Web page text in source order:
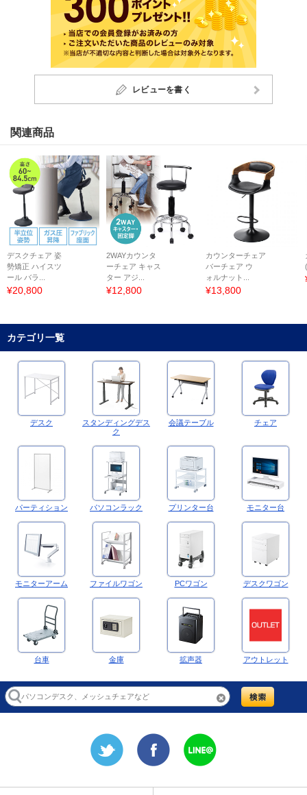
レビューを書く
関連商品
デスクチェア 姿
勢矯正 ハイスツ
ール バラ...
¥20,800
2WAYカウンタ
ーチェア キャス
ター アジ...
¥12,800
カウンターチェア
バーチェア ウ
ォルナット...
¥13,800
カテゴリ一覧
デスク
スタンディングデス
ク
会議テーブル チェア
パーティション パソコンラック プリンター台 モニター台
モニターアーム ファイルワゴン PCワゴン デスクワゴン
台車 金庫 拡声器 アウトレット